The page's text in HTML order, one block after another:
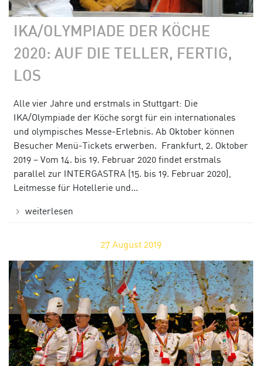
IKA/OLYMPIADE DER KÖCHE
2020: AUF DIE TELLER, FERTIG,
LOS
Alle vier Jahre und erstmals in Stuttgart: Die
IKA/Olympiade der Köche sorgt für ein internationales
und olympisches Messe-Erlebnis. Ab Oktober können
Besucher Menü-Tickets erwerben. Frankfurt, 2. Oktober
2019 – Vom 14. bis 19. Februar 2020 findet erstmals
parallel zur INTERGASTRA (15. bis 19. Februar 2020),
Leitmesse für Hotellerie und...
weiterlesen
27 August 2019